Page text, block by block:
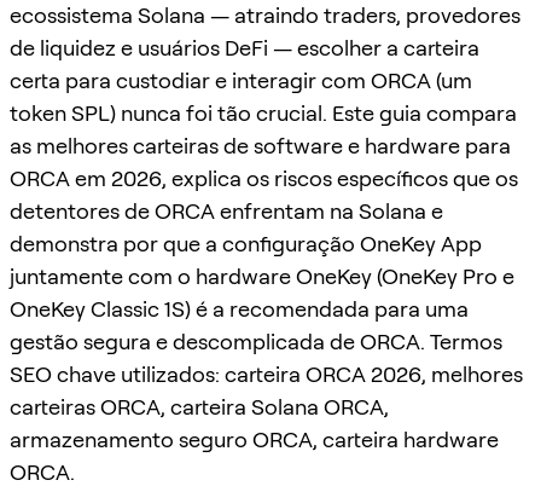
ecossistema Solana — atraindo traders, provedores
de liquidez e usuários DeFi — escolher a carteira
certa para custodiar e interagir com ORCA (um
token SPL) nunca foi tão crucial. Este guia compara
as melhores carteiras de software e hardware para
ORCA em 2026, explica os riscos específicos que os
detentores de ORCA enfrentam na Solana e
demonstra por que a configuração OneKey App
juntamente com o hardware OneKey (OneKey Pro e
OneKey Classic 1S) é a recomendada para uma
gestão segura e descomplicada de ORCA. Termos
SEO chave utilizados: carteira ORCA 2026, melhores
carteiras ORCA, carteira Solana ORCA,
armazenamento seguro ORCA, carteira hardware
ORCA.